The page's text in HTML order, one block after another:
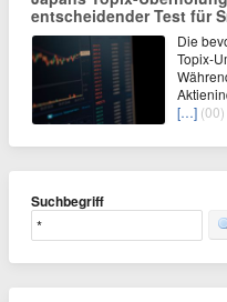
entscheidender Test für
Die
Topix-
[…] (00)
Suchbegriff